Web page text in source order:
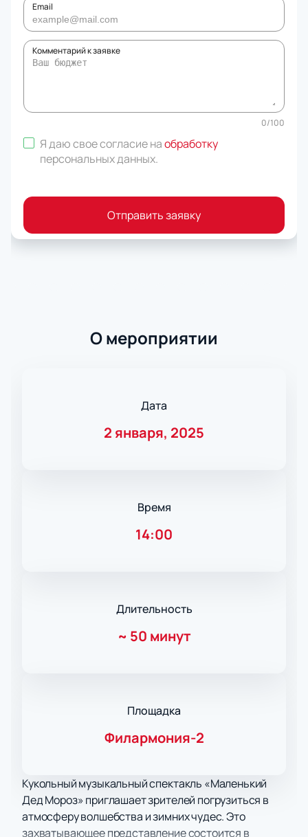
Email
Комментарий к заявке
0/100
Я даю свое согласие наобработку
персональных данных.
Отправить заявку
О мероприятии
Дата
2 января, 2025
Время
14:00
Длительность
~ 50 минут
Площадка
Филармония-2
Кукольный музыкальный спектакль «Маленький
Дед Мороз» приглашает зрителей погрузиться в
атмосферу волшебства и зимних чудес. Это
захватывающее представление состоится в